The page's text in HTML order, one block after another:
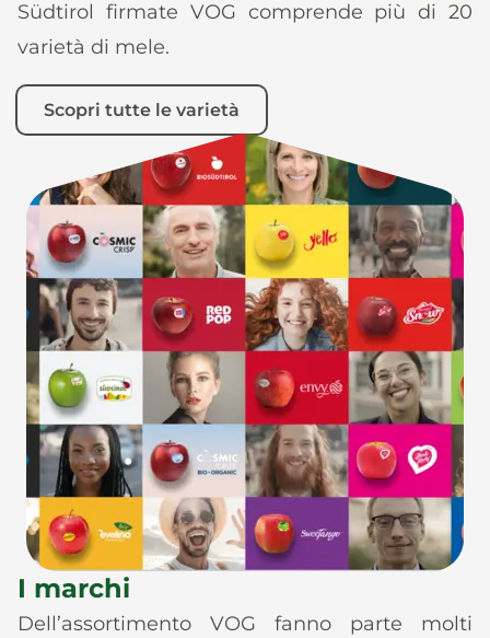
Südtirol firmate VOG comprende più di 20
varietà di mele.
Scopri tutte le varietà
I marchi
Dell’assortimento VOG fanno parte molti